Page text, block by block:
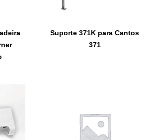
Suporte 371K para Cantos
371